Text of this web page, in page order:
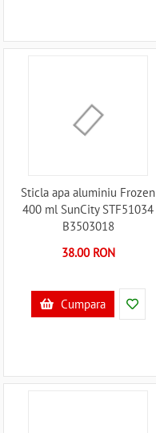
Sticla apa aluminiu Frozen
400 ml SunCity STF51034
B3503018
38.00 RON
Cumpara